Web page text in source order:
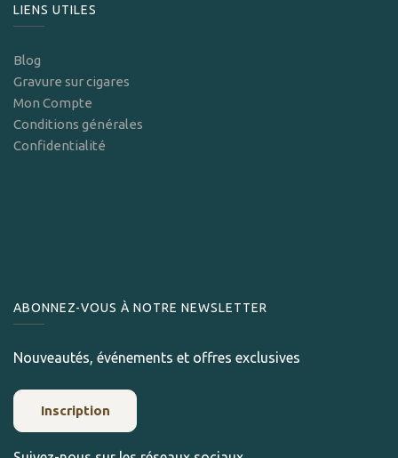
LIENS UTILES
Blog
Gravure sur cigares
Mon Compte
Conditions générales
Confidentialité
ABONNEZ-VOUS À NOTRE NEWSLETTER
Nouveautés, événements et offres exclusives
Inscription